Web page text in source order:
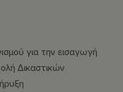
για την εισαγωγή
Δικαστικών